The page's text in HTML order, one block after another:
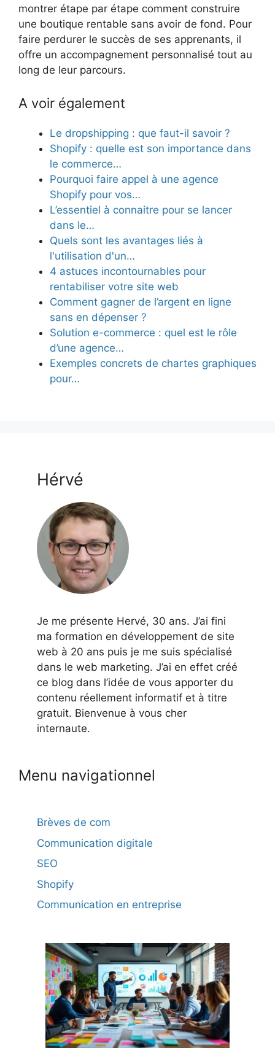
montrer étape par étape comment construire
une boutique rentable sans avoir de fond. Pour
faire perdurer le succès de ses apprenants, il
offre un accompagnement personnalisé tout au
long de leur parcours.
A voir également
Le dropshipping : que faut-il savoir ?
Shopify : quelle est son importance dans
le commerce…
Pourquoi faire appel à une agence
Shopify pour vos…
L’essentiel à connaitre pour se lancer
dans le…
Quels sont les avantages liés à
l'utilisation d'un…
4 astuces incontournables pour
rentabiliser votre site web
Comment gagner de l’argent en ligne
sans en dépenser ?
Solution e-commerce : quel est le rôle
d’une agence…
Exemples concrets de chartes graphiques
pour…
Hérvé
Je me présente Hervé, 30 ans. J’ai fini
ma formation en développement de site
web à 20 ans puis je me suis spécialisé
dans le web marketing. J’ai en effet créé
ce blog dans l’idée de vous apporter du
contenu réellement informatif et à titre
gratuit. Bienvenue à vous cher
internaute.
Menu navigationnel
Brèves de com
Communication digitale
SEO
Shopify
Communication en entreprise